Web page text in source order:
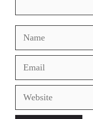
Name
Email
Website